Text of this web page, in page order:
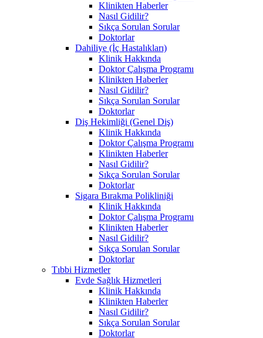
Klinikten Haberler
Nasıl Gidilir?
Sıkça Sorulan Sorular
Doktorlar
Dahiliye (İç Hastalıkları)
Klinik Hakkında
Doktor Çalışma Programı
Klinikten Haberler
Nasıl Gidilir?
Sıkça Sorulan Sorular
Doktorlar
Diş Hekimliği (Genel Diş)
Klinik Hakkında
Doktor Çalışma Programı
Klinikten Haberler
Nasıl Gidilir?
Sıkça Sorulan Sorular
Doktorlar
Sigara Bırakma Polikliniği
Klinik Hakkında
Doktor Çalışma Programı
Klinikten Haberler
Nasıl Gidilir?
Sıkça Sorulan Sorular
Doktorlar
Tıbbi Hizmetler
Evde Sağlık Hizmetleri
Klinik Hakkında
Klinikten Haberler
Nasıl Gidilir?
Sıkça Sorulan Sorular
Doktorlar